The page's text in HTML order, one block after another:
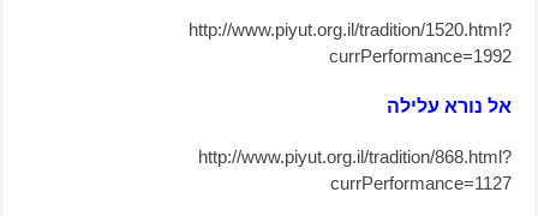
http://www.piyut.org.il/tradition/1520.html?
currPerformance=1992
אל נורא עלילה
http://www.piyut.org.il/tradition/868.html?
currPerformance=1127